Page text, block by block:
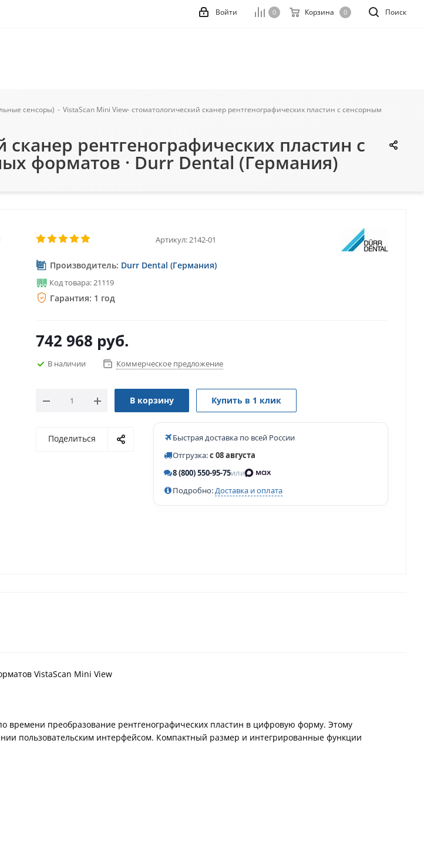
Поиск
0 Корзина 0
Войти
сенсоры) - VistaScan Mini View- стоматологический сканер рентгенографических пластин с сенсорным
рентгенографических пластин с
форматов · Durr Dental (Германия)
Артикул:2142-01
Производитель: Durr Dental (Германия)
Код товара: 21119
Гарантия: 1 год
742 968 руб.
В наличии Коммерческое предложение
В корзину Купить в 1 клик
Поделиться
Быстрая доставка по всей России
Отгрузка:с 08 августа
8 (800) 550-95-75или
Подробно:Доставка и оплата
VistaScan Mini View
времени преобразование рентгенографических пластин в цифровую форму. Этому
пользовательским интерфейсом. Компактный размер и интегрированные функции